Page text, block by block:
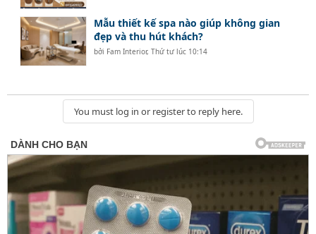
Mẫu thiết kế spa nào giúp không gian
đẹp và thu hút khách?
bởi Fam Interior,Thứ tư lúc 10:14
You must log in or register to reply here.